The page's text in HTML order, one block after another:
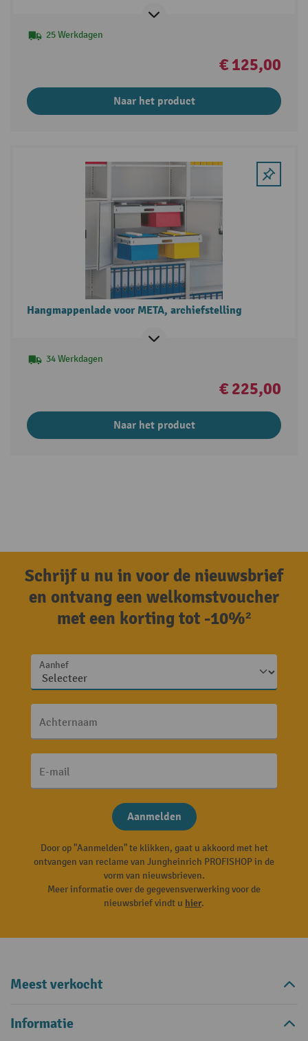
25 Werkdagen
€ 125,00
Naar het product
Hangmappenlade voor META, archiefstelling
34 Werkdagen
€ 225,00
Naar het product
Schrijf u nu in voor de nieuwsbrief
en ontvang een welkomstvoucher
met een korting tot -10%²
Aanhef
Achternaam
E-mail
Aanmelden
Door op "Aanmelden" te klikken, gaat u akkoord met het
ontvangen van reclame van Jungheinrich PROFISHOP in de
vorm van nieuwsbrieven.
Meer informatie over de gegevensverwerking voor de
nieuwsbrief vindt u hier.
Meest verkocht
Informatie